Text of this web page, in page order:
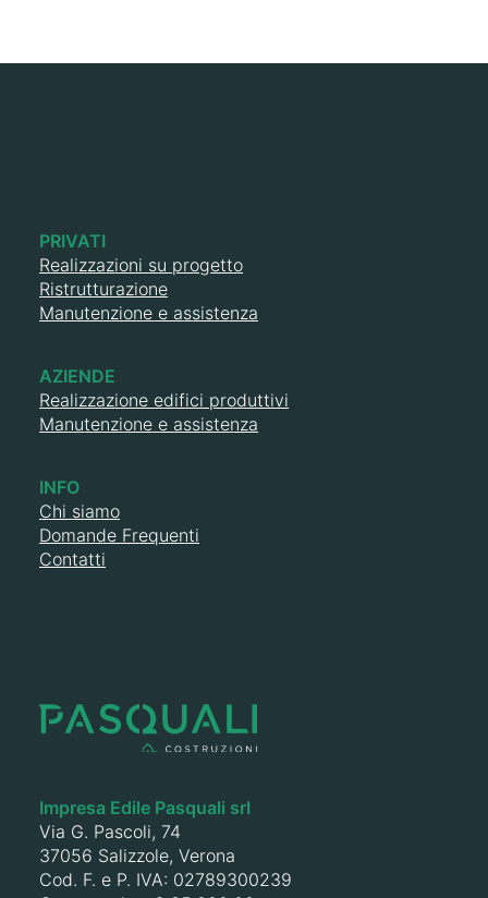
PRIVATI
Realizzazioni su progetto
Ristrutturazione
Manutenzione e assistenza
AZIENDE
Realizzazione edifici produttivi
Manutenzione e assistenza
INFO
Chi siamo
Domande Frequenti
Contatti
Impresa Edile Pasquali srl
Via G. Pascoli, 74
37056 Salizzole, Verona
Cod. F. e P. IVA: 02789300239